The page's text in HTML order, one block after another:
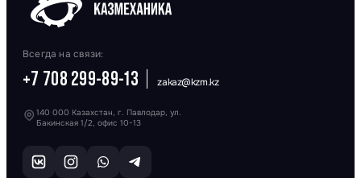
Всегда на связи:
+7 708 299-89-13 zakaz@kzm.kz
140 000 Казахстан, г. Павлодар, ул.
Бакинская 1/2, офис 10-13